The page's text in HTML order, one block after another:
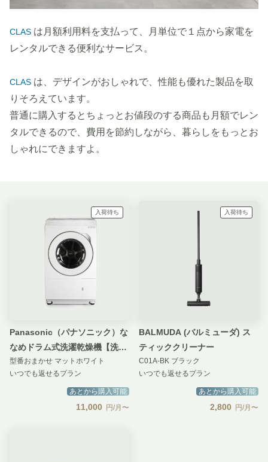
CLAS は月額利用料を支払って、月単位で１点から家電を
レンタルできる便利なサービス。
CLAS は、デザインがおしゃれで、性能も優れた製品を取
りそろえています。
普通に購入するとちょっとお値段のする商品も月額でレン
タルできるので、費用を節約しながら、暮らしをもっとお
しゃれにできますよ。
入荷待ち
Panasonic（パナソニック）な
なめドラム式洗濯乾燥機【洗濯
11kg/乾燥6kg】はやふわ乾燥
ヒートポンプ&スゴ落ち泡洗浄
型番おまかせ マットホワイト
いつでも返せるプラン
あとから購入可能
11,000 円/月〜
入荷待ち
BALMUDA (バルミューダ) ス
ティッククリーナー
C01A-BK ブラック
いつでも返せるプラン
あとから購入可能
2,800 円/月〜